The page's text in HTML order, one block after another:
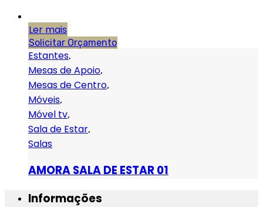
Ler mais
Solicitar Orçamento
Estantes,
Mesas de Apoio,
Mesas de Centro,
Móveis,
Móvel tv,
Sala de Estar,
Salas
AMORA SALA DE ESTAR 01
Informações